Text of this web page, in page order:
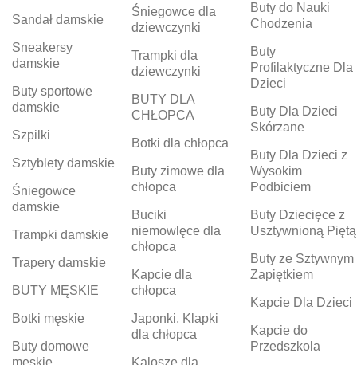
Sandał damskie
Sneakersy
damskie
Buty sportowe
damskie
Szpilki
Sztyblety damskie
Śniegowce
damskie
Trampki damskie
Trapery damskie
BUTY MĘSKIE
Botki męskie
Buty domowe
Śniegowce dla
dziewczynki
Trampki dla
dziewczynki
BUTY DLA
CHŁOPCA
Botki dla chłopca
Buty zimowe dla
chłopca
Buciki
niemowlęce dla
chłopca
Kapcie dla
chłopca
Japonki, Klapki
dla chłopca
Buty do Nauki
Chodzenia
Buty
Profilaktyczne Dla
Dzieci
Buty Dla Dzieci
Skórzane
Buty Dla Dzieci z
Wysokim
Podbiciem
Buty Dziecięce z
Usztywnioną Piętą
Buty ze Sztywnym
Zapiętkiem
Kapcie Dla Dzieci
Kapcie do
Przedszkola